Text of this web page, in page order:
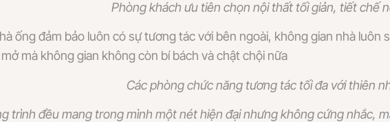
Phòng khách ưu tiên chọn nội thất tối giản, tiết chế
ống đảm bảo luôn có sự tương tác với bên ngoài, không gian nhà
mà không gian không còn bí bách và chật chội nữa
Các phòng chức năng tương tác tối đa với thiên
trình đều mang trong mình một nét hiện đại nhưng không cứng nhắc,